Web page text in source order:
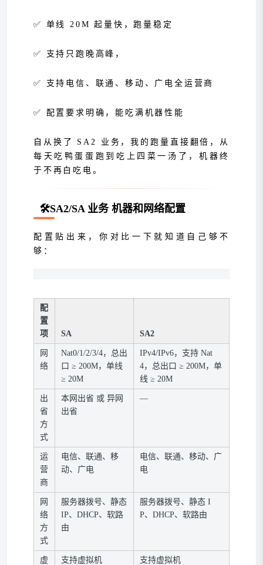
✅ 单线 20M 起量快，跑量稳定
✅ 支持只跑晚高峰，
✅ 支持电信、联通、移动、广电全运营商
✅ 配置要求明确，能吃满机器性能
自从换了 SA2 业务，我的跑量直接翻倍，从
每天吃鸭蛋蛋跑到吃上四菜一汤了，机器终
于不再白吃电。
🛠️SA2/SA 业务 机器和网络配置
配置贴出来，你对比一下就知道自己够不
够：
配
置
项
SA SA2
网
络
Nat0/1/2/3/4，总出
口 ≥ 200M，单线
≥ 20M
IPv4/IPv6，支持 Nat
4，总出口 ≥ 200M，单
线 ≥ 20M
出
省
方
式
本网出省 或 异网
出省
—
运
营
商
电信、联通、移
动、广电
电信、联通、移动、广
电
网
络
方
式
服务器拨号、静态
IP、DHCP、软路
由
服务器拨号、静态 I
P、DHCP、软路由
虚
支持虚拟机 支持虚拟机